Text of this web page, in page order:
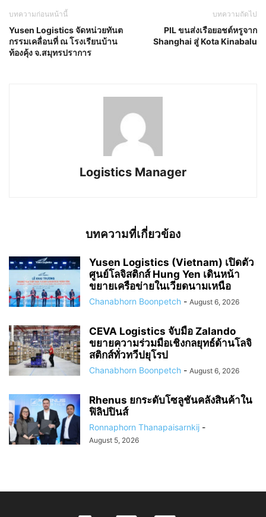
บทความก่อนหน้านี้
Yusen Logistics จัดหน่วยทันต
กรรมเคลื่อนที่ ณ โรงเรียนบ้าน
ท้องคุ้ง จ.สมุทรปราการ
บทความถัดไป
PIL ขนส่งเรือยอชต์หรูจาก
Shanghai สู่ Kota Kinabalu
Logistics Manager
บทความที่เกี่ยวข้อง
Yusen Logistics (Vietnam) เปิดตัว
ศูนย์โลจิสติกส์ Hung Yen เดินหน้า
ขยายเครือข่ายในเวียดนามเหนือ
Chanabhorn Boonpetch - August 6, 2026
CEVA Logistics จับมือ Zalando
ขยายความร่วมมือเชิงกลยุทธ์ด้านโลจิ
สติกส์ทั่วทวีปยุโรป
Chanabhorn Boonpetch - August 6, 2026
Rhenus ยกระดับโซลูชันคลังสินค้าใน
ฟิลิปปินส์
Ronnaphorn Thanapaisarnkij -
August 5, 2026